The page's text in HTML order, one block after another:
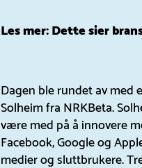
Les mer:Dette sier
Dagen ble rundet av
Solheim fra NRKBeta.
være med på å innovere
Facebook, Google og
medier og sluttbrukere.